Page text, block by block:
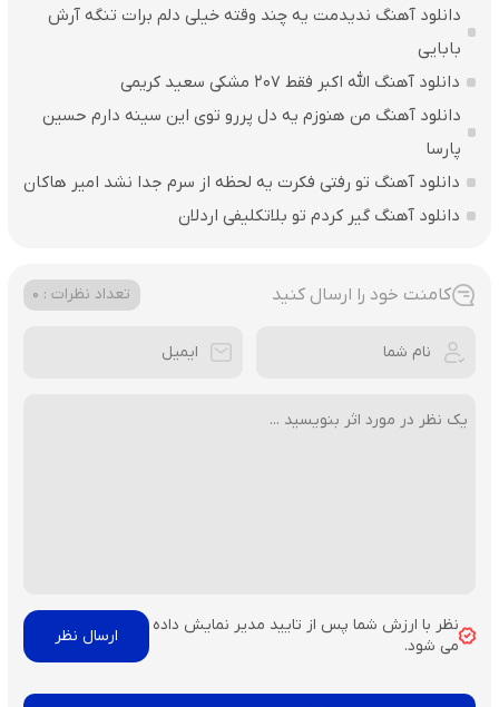
دانلود آهنگ ندیدمت یه چند وقته خیلی دلم برات تنگه آرش
بابایی
دانلود آهنگ الله اکبر فقط 207 مشکی سعید کریمی
دانلود آهنگ من هنوزم یه دل پررو توی این سینه دارم حسین
پارسا
دانلود آهنگ تو رفتی فکرت یه لحظه از سرم جدا نشد امیر هاکان
دانلود آهنگ گیر کردم تو بلاتکلیفی اردلان
کامنت خود را ارسال کنید تعداد نظرات : 0
نظر با ارزش شما پس از تایید مدیر نمایش داده
می شود.